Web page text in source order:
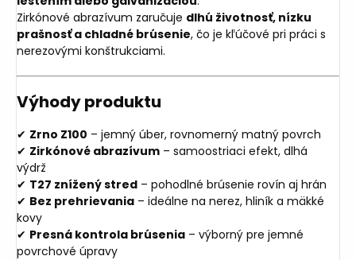
Zirkónové abrazívum zaručuje dlhú životnosť, nízku
prašnosť a chladné brúsenie, čo je kľúčové pri práci s
nerezovými konštrukciami.
Výhody produktu
✔ Zrno Z100 – jemný úber, rovnomerný matný povrch
✔ Zirkónové abrazívum – samoostriaci efekt, dlhá
výdrž
✔ T27 znížený stred – pohodlné brúsenie rovín aj hrán
✔ Bez prehrievania – ideálne na nerez, hliník a mäkké
kovy
✔ Presná kontrola brúsenia – výborný pre jemné
povrchové úpravy